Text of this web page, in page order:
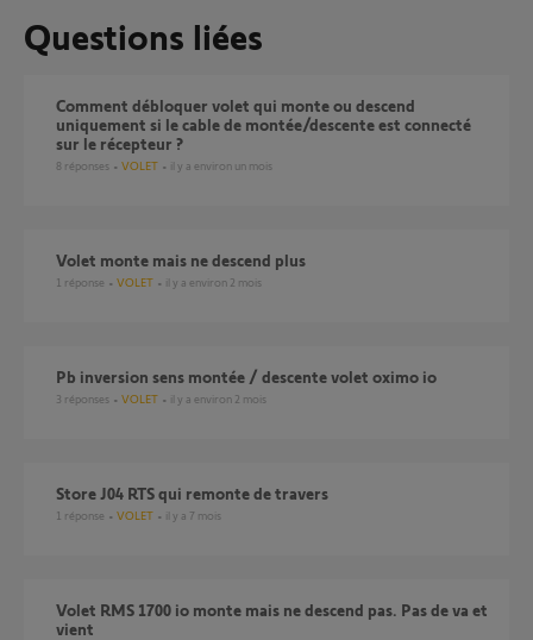
Questions liées
Comment débloquer volet qui monte ou descend
uniquement si le cable de montée/descente est connecté
sur le récepteur ?
8 réponses VOLET il y a environ un mois
Volet monte mais ne descend plus
1 réponse VOLET il y a environ 2 mois
pb inversion sens montée / descente volet oximo io
3 réponses VOLET il y a environ 2 mois
store J04 RTS qui remonte de travers
1 réponse VOLET il y a 7 mois
Volet RMS 1700 io monte mais ne descend pas. Pas de va et
vient